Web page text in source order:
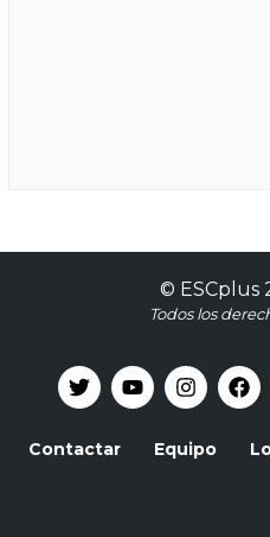
© ESCplus
Todos los
Contactar Equipo